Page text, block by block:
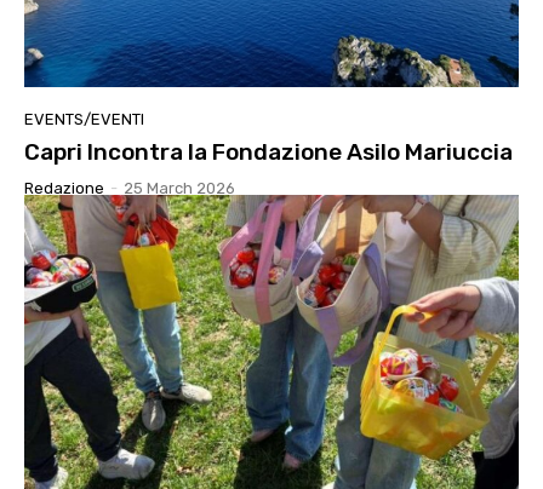
EVENTS/EVENTI
Capri Incontra la Fondazione Asilo Mariuccia
Redazione - 25 March 2026